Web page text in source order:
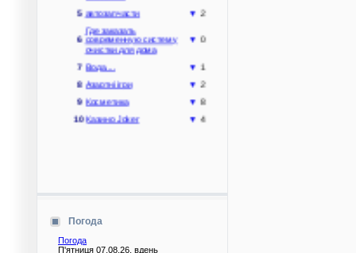
6 современную систему
очистки для дома
0
Погода
Погода
П'ятниця 07.08.26, вдень